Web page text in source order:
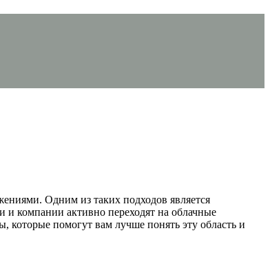
Одним из таких подходов является
и компании активно переходят на облачные
которые помогут вам лучше понять эту область и